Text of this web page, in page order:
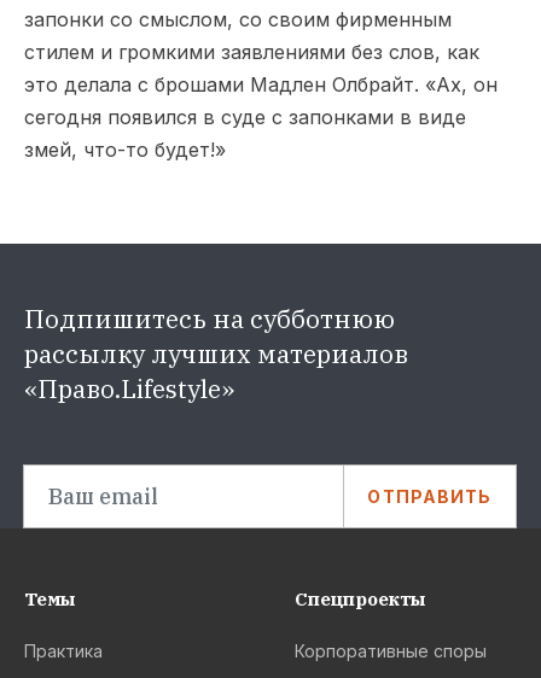
запонки со смыслом, со своим фирменным
стилем и громкими заявлениями без слов, как
это делала с брошами Мадлен Олбрайт. «Ах, он
сегодня появился в суде с запонками в виде
змей, что-то будет!»
Подпишитесь на субботнюю
рассылку лучших материалов
«Право.Lifestyle»
ОТПРАВИТЬ
Темы
Практика
Спецпроекты
Корпоративные споры